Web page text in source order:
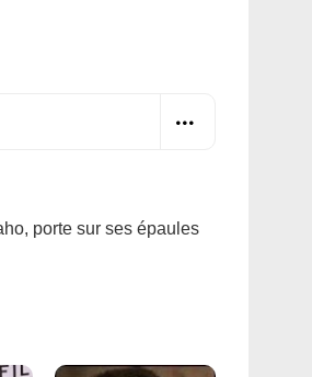
porte sur ses épaules